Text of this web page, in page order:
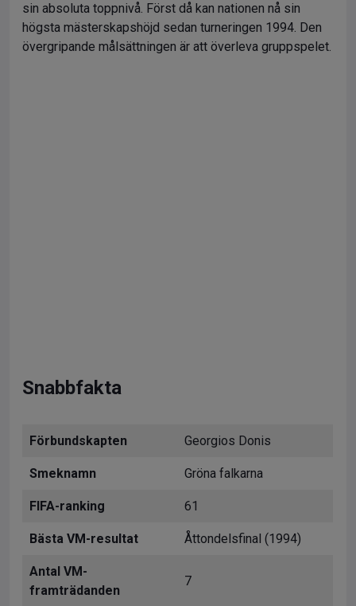
sin absoluta toppnivå. Först då kan nationen nå sin
högsta mästerskapshöjd sedan turneringen 1994. Den
övergripande målsättningen är att överleva gruppspelet.
Snabbfakta
Förbundskapten Georgios Donis
Smeknamn Gröna falkarna
FIFA-ranking 61
Bästa VM-resultat Åttondelsfinal (1994)
Antal VM-
framträdanden
7